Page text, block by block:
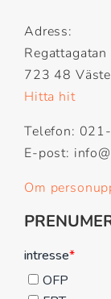
Adress:
723 48
Hitta hit
Telefon:
E-post:
Om